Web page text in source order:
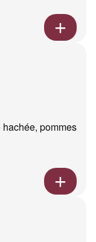
pommes